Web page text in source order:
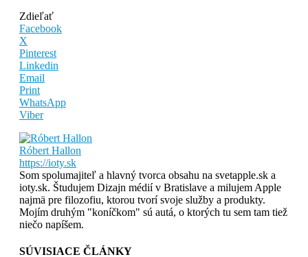
Zdieľať
Facebook
X
Pinterest
Linkedin
Email
Print
WhatsApp
Viber
Róbert Hallon
https://ioty.sk
Som spolumajiteľ a hlavný tvorca obsahu na svetapple.sk a
ioty.sk. Študujem Dizajn médií v Bratislave a milujem Apple
najmä pre filozofiu, ktorou tvorí svoje služby a produkty.
Mojím druhým "koníčkom" sú autá, o ktorých tu sem tam tiež
niečo napíšem.
SÚVISIACE ČLÁNKY